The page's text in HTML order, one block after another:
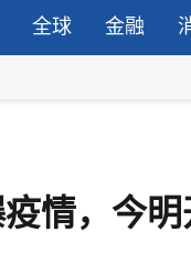
全球 金融
情，今